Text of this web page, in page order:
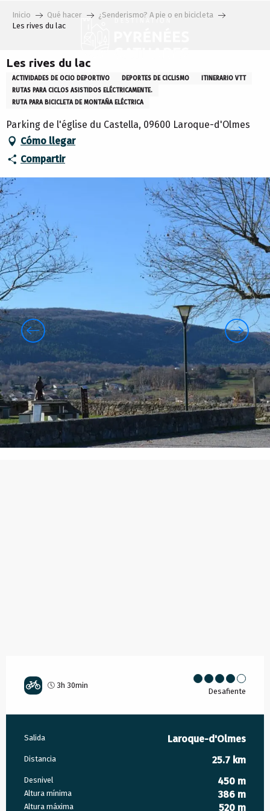
Inicio Qué hacer
¿Senderismo? A pie o en bicicleta
Les rives du lac
Les rives du lac
ACTIVIDADES DE OCIO DEPORTIVO DEPORTES DE CICLISMO
ITINERARIO VTT
RUTAS PARA CICLOS ASISTIDOS ELÉCTRICAMENTE.
RUTA PARA BICICLETA DE MONTAÑA ELÉCTRICA
Parking de l'église du Castella, 09600 Laroque-d'Olmes
Cómo llegar
Compartir
3h 30min
Desafiente
Información práctica
Salida Laroque-d'Olmes
Distancia 25.7 km
Desnivel 450 m
Altura mínima 386 m
Altura máxima 520 m